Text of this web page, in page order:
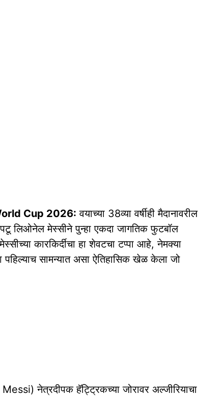
Cup 2026: वयाच्या 38व्या वर्षीही मैदानावरील
लिओनेल मेस्सीने पुन्हा एकदा जागतिक फुटबॉल
कारकिर्दीचा हा शेवटचा टप्पा आहे, नेमक्या
सामन्यात असा ऐतिहासिक खेळ केला जो
नेत्रदीपक हॅट्ट्रिकच्या जोरावर अल्जीरियाचा